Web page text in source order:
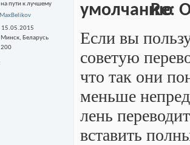
15.05.2015
Минск, Беларусь
200
Re:
Если вы
советую
что так они
меньше
лень
вставить